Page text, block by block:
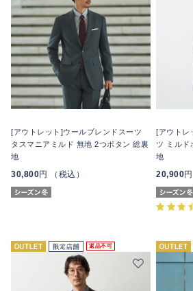
[アウトレット]ウールブレンドスーツ
タスマニアミルド 無地 2つボタン 総裏
地
30,800円 （税込）
[アウトレ
ツ ミルド
地
20,900
返品不可